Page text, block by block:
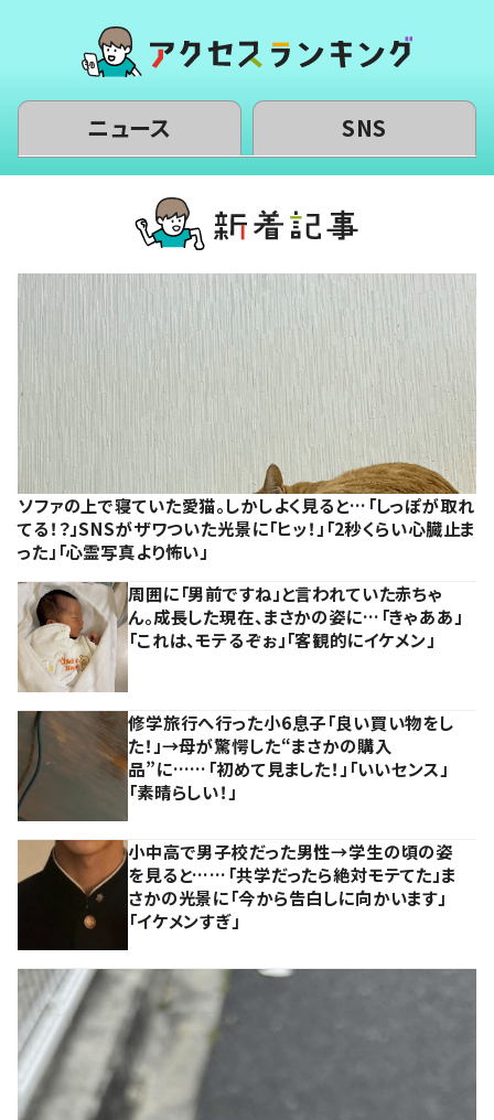
ニュース SNS
ソファの上で寝ていた愛猫。しかしよく見ると…「しっぽが取れ
てる！？」SNSがザワついた光景に「ヒッ！」「2秒くらい心臓止ま
った」「心霊写真より怖い」
周囲に「男前ですね」と言われていた赤ちゃ
ん。成長した現在、まさかの姿に…「きゃああ」
「これは、モテるぞぉ」「客観的にイケメン」
修学旅行へ行った小6息子「良い買い物をし
た！」→母が驚愕した“まさかの購入
品”に……「初めて見ました！」「いいセンス」
「素晴らしい！」
小中高で男子校だった男性→学生の頃の姿
を見ると……「共学だったら絶対モテてた」ま
さかの光景に「今から告白しに向かいます」
「イケメンすぎ」